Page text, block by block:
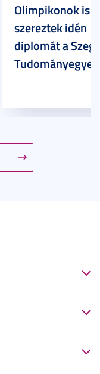
Olimpikonok is
szereztek idén
diplomát a